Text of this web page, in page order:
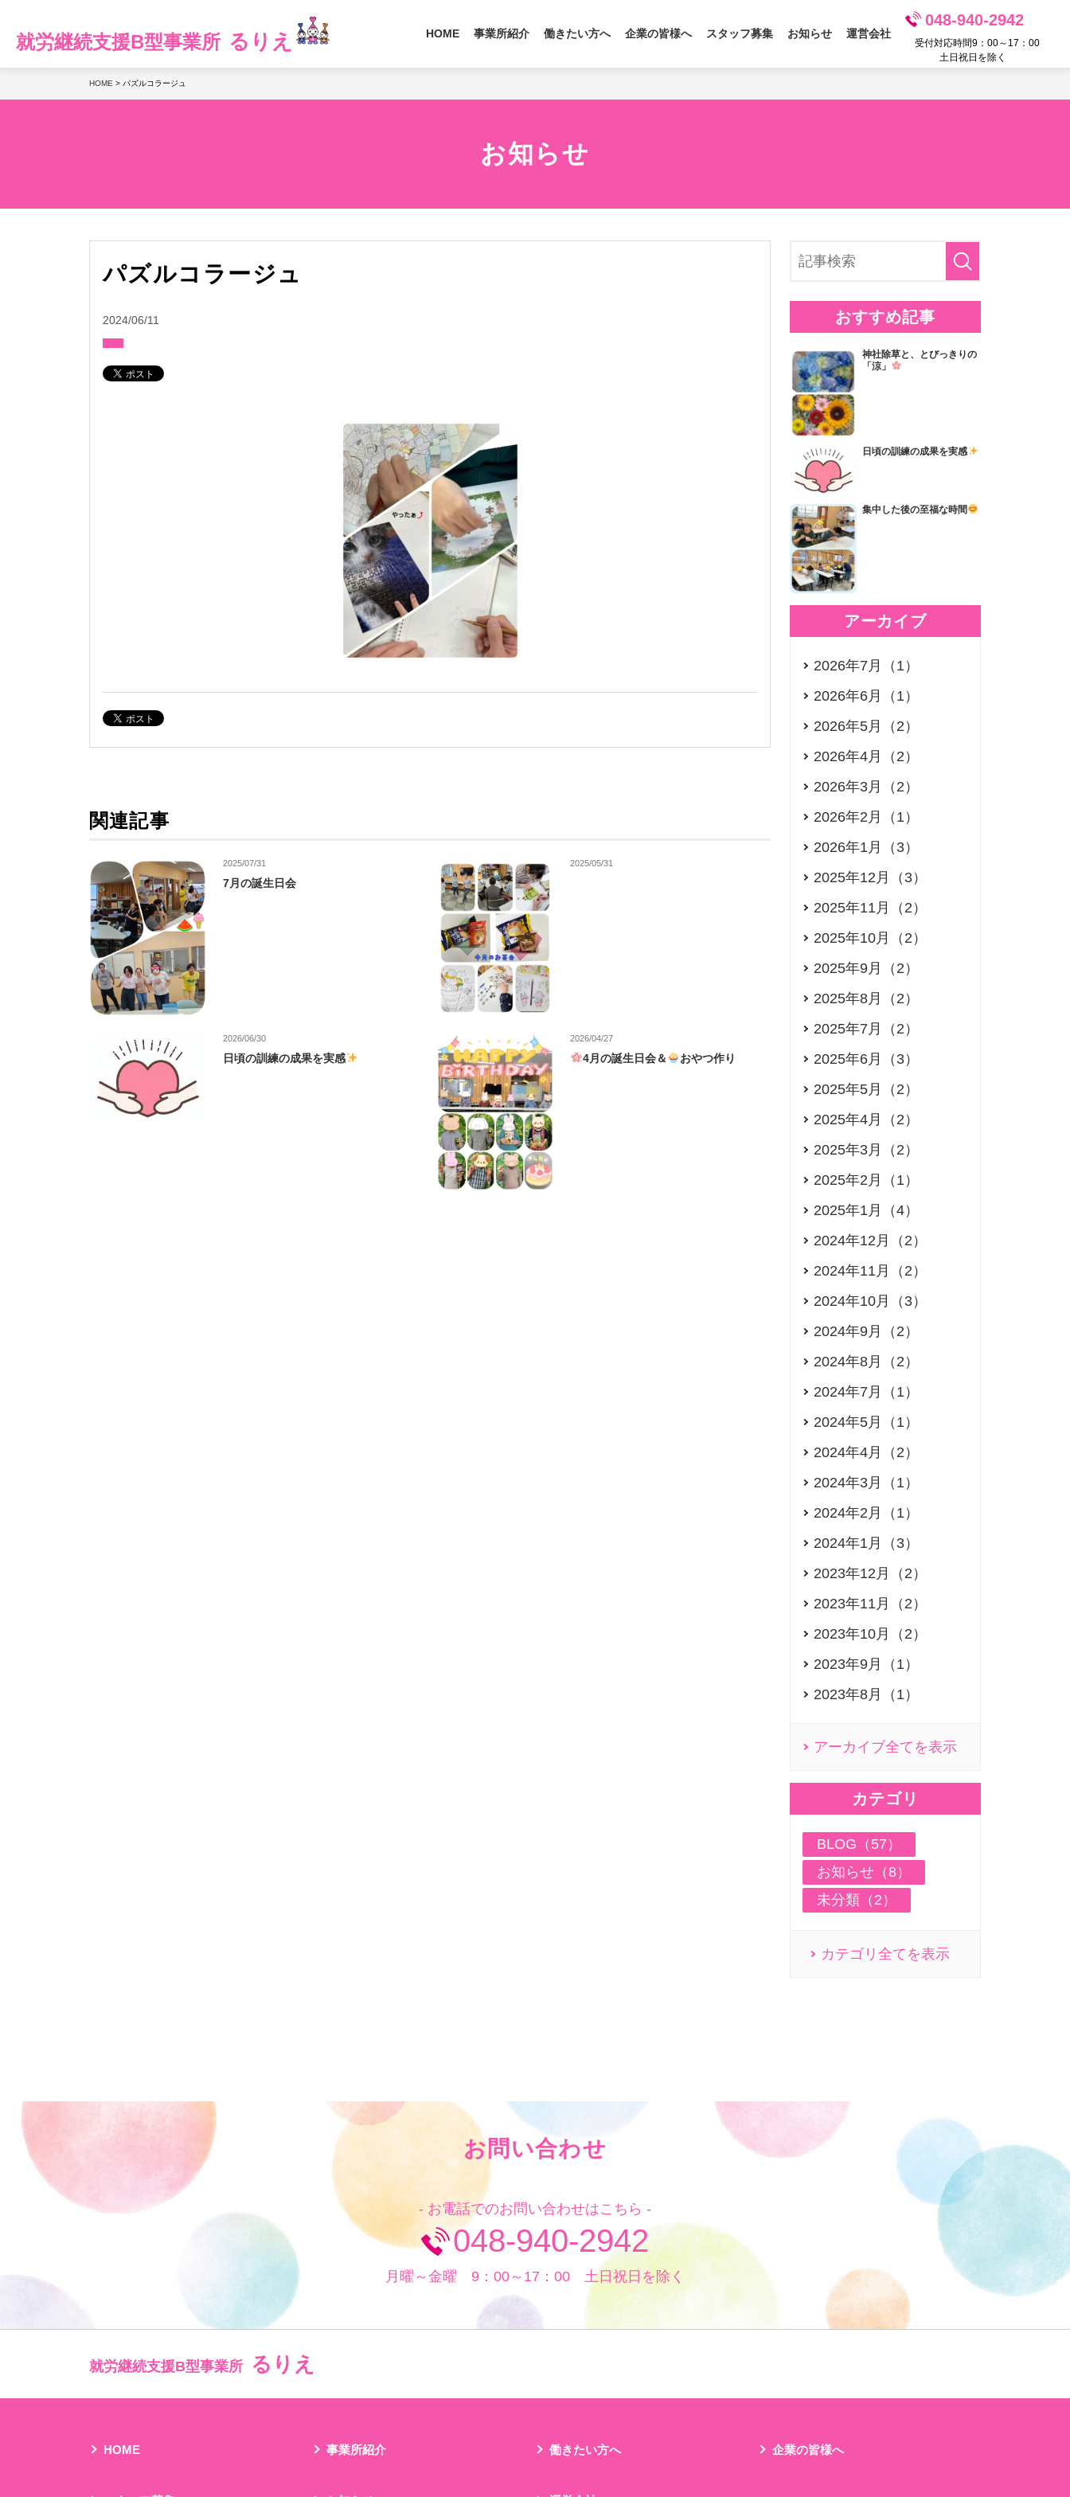
就労継続支援B型事業所 るりえ HOME 事業所紹介 働きたい方へ 企業の皆様へ スタッフ募集 お知らせ 運営会社
048-940-2942
受付対応時間9：00～17：00
土日祝日を除く
HOME > パズルコラージュ
お知らせ
パズルコラージュ
2024/06/11
関連記事
2025/07/31
7月の誕生日会
2025/05/31
2026/06/30
日頃の訓練の成果を実感
2026/04/27
4月の誕生日会＆ おやつ作り
おすすめ記事
神社除草と、とびっきりの
「涼」
日頃の訓練の成果を実感
集中した後の至福な時間
アーカイブ
2026年7月（1）
2026年6月（1）
2026年5月（2）
2026年4月（2）
2026年3月（2）
2026年2月（1）
2026年1月（3）
2025年12月（3）
2025年11月（2）
2025年10月（2）
2025年9月（2）
2025年8月（2）
2025年7月（2）
2025年6月（3）
2025年5月（2）
2025年4月（2）
2025年3月（2）
2025年2月（1）
2025年1月（4）
2024年12月（2）
2024年11月（2）
2024年10月（3）
2024年9月（2）
2024年8月（2）
2024年7月（1）
2024年5月（1）
2024年4月（2）
2024年3月（1）
2024年2月（1）
2024年1月（3）
2023年12月（2）
2023年11月（2）
2023年10月（2）
2023年9月（1）
2023年8月（1）
アーカイブ全てを表示
カテゴリ
BLOG（57）
お知らせ（8）
未分類（2）
カテゴリ全てを表示
お問い合わせ
- お電話でのお問い合わせはこちら -
048-940-2942
月曜～金曜 9：00～17：00 土日祝日を除く
就労継続支援B型事業所 るりえ
HOME 事業所紹介 働きたい方へ 企業の皆様へ